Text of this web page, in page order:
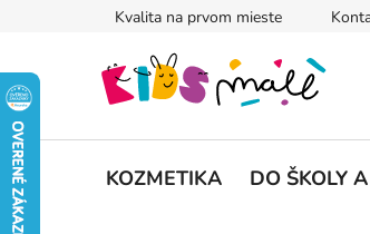
Kvalita na prvom mieste
KOZMETIKA DO ŠKOLY